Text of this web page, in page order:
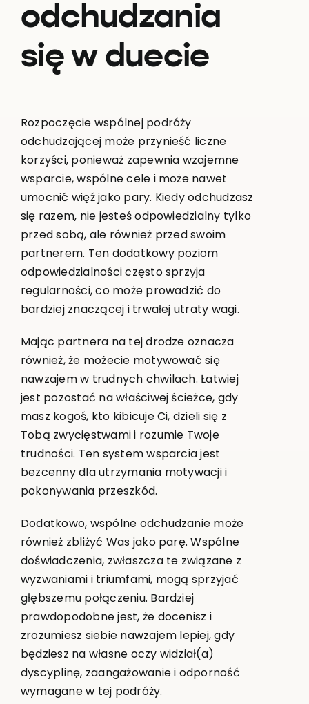
odchudzania
się w duecie
Rozpoczęcie wspólnej podróży
odchudzającej może przynieść liczne
korzyści, ponieważ zapewnia wzajemne
wsparcie, wspólne cele i może nawet
umocnić więź jako pary. Kiedy odchudzasz
się razem, nie jesteś odpowiedzialny tylko
przed sobą, ale również przed swoim
partnerem. Ten dodatkowy poziom
odpowiedzialności często sprzyja
regularności, co może prowadzić do
bardziej znaczącej i trwałej utraty wagi.
Mając partnera na tej drodze oznacza
również, że możecie motywować się
nawzajem w trudnych chwilach. Łatwiej
jest pozostać na właściwej ścieżce, gdy
masz kogoś, kto kibicuje Ci, dzieli się z
Tobą zwycięstwami i rozumie Twoje
trudności. Ten system wsparcia jest
bezcenny dla utrzymania motywacji i
pokonywania przeszkód.
Dodatkowo, wspólne odchudzanie może
również zbliżyć Was jako parę. Wspólne
doświadczenia, zwłaszcza te związane z
wyzwaniami i triumfami, mogą sprzyjać
głębszemu połączeniu. Bardziej
prawdopodobne jest, że docenisz i
zrozumiesz siebie nawzajem lepiej, gdy
będziesz na własne oczy widział(a)
dyscyplinę, zaangażowanie i odporność
wymagane w tej podróży.